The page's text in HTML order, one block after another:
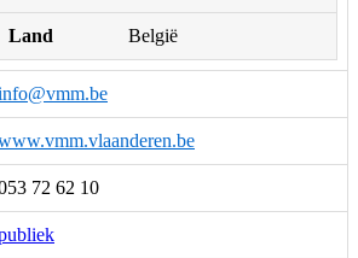
Land België
72 62 10